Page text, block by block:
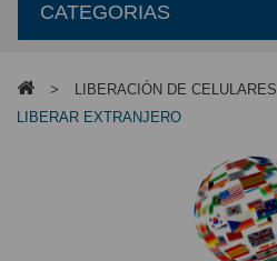
CATEGORIAS
> LIBERACIÓN DE CELULARES
LIBERAR EXTRANJERO